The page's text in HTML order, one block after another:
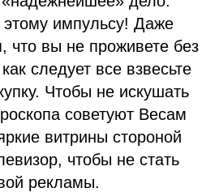
импульсу! Даже
что вы не проживете без
следует все взвесьте
Чтобы не искушать
советуют Весам
витрины стороной
чтобы не стать
рекламы.